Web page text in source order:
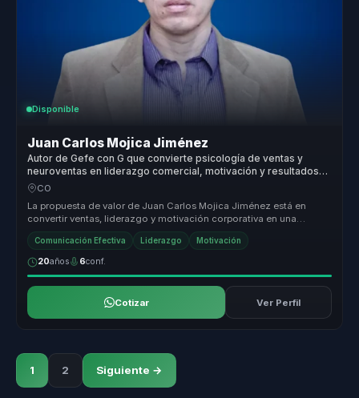
Disponible
Juan Carlos Mojica Jiménez
Autor de Gefe con G que convierte psicología de ventas y
neuroventas en liderazgo comercial, motivación y resultados
para equipos.
CO
La propuesta de valor de Juan Carlos Mojica Jiménez está en
convertir ventas, liderazgo y motivación corporativa en una
experiencia de ap...
Comunicación Efectiva Liderazgo Motivación
20años 6conf.
Cotizar Ver Perfil
1 2 Siguiente →